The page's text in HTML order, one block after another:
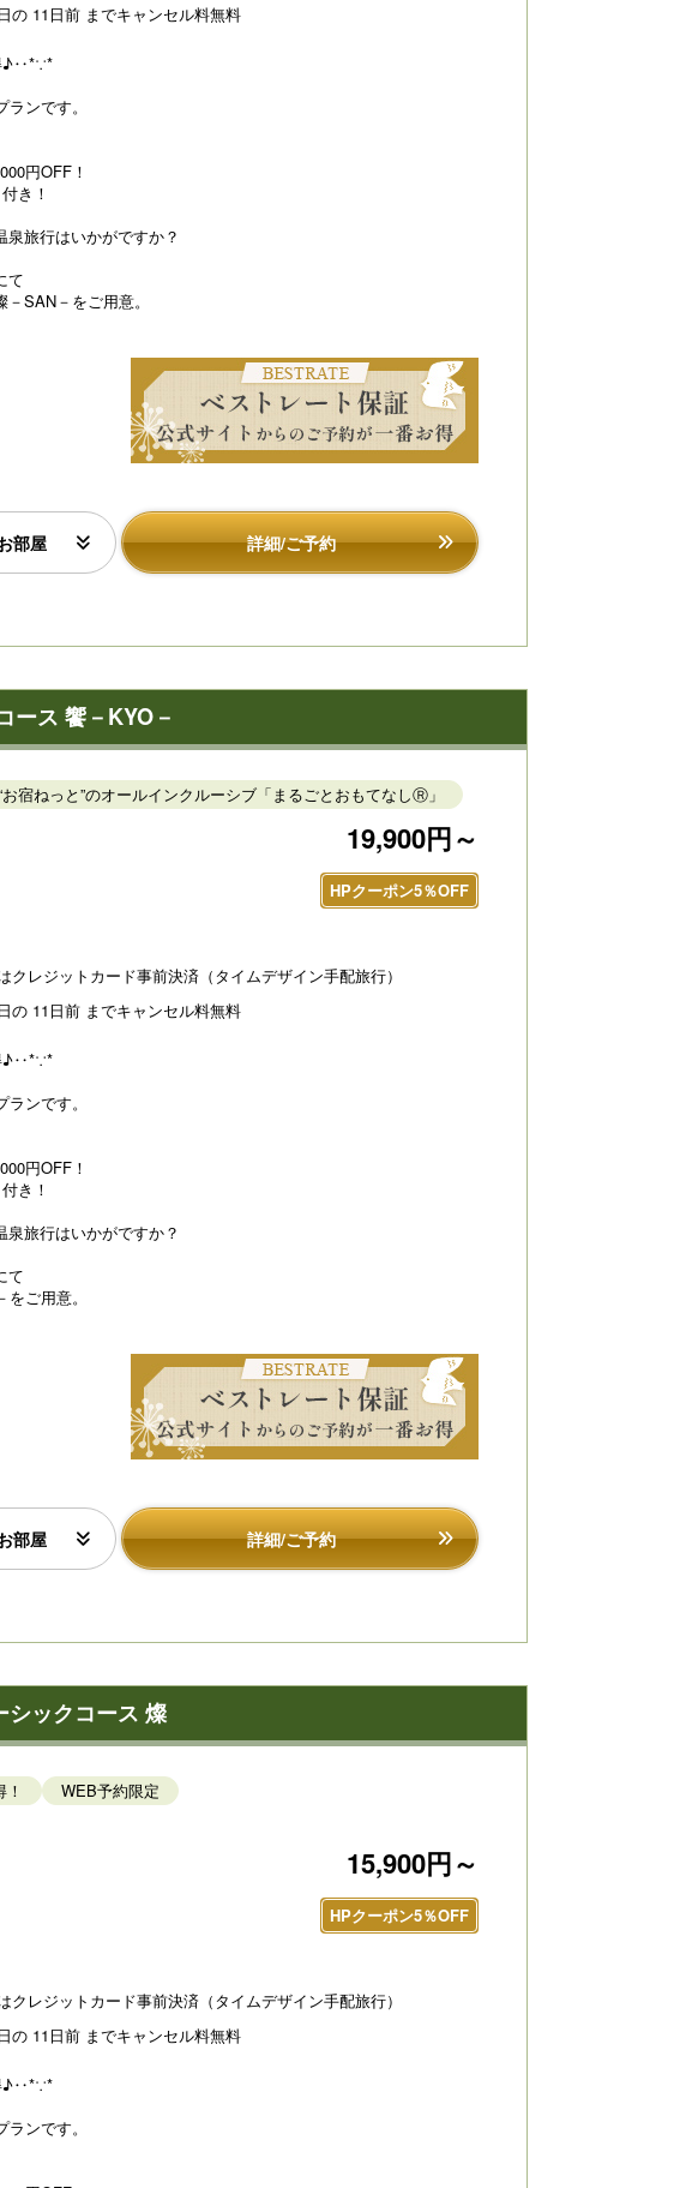
理ベーシック
年8月
の 11日前 までキャンセル料無料
♪‥*∵*
ンです。
円OFF！
き！
旅行はいかがですか？
て
SAN－をご用意。
詳細/ご予約
部屋
ース 饗－KYO－
お宿ねっと”のオールインクルーシブ「まるごとおもてなしⓇ」
理最上級コー
19,900円～
HPクーポン5％OFF
クレジットカード事前決済（タイムデザイン手配旅行）
の 11日前 までキャンセル料無料
♪‥*∵*
ンです。
円OFF！
き！
旅行はいかがですか？
て
ご用意。
詳細/ご予約
部屋
ックコース 燦
WEB予約限定
理ベーシック
15,900円～
HPクーポン5％OFF
クレジットカード事前決済（タイムデザイン手配旅行）
の 11日前 までキャンセル料無料
♪‥*∵*
ンです。